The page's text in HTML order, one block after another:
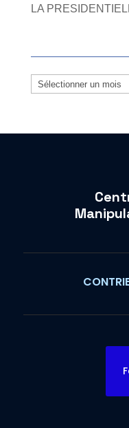
LA
Archives